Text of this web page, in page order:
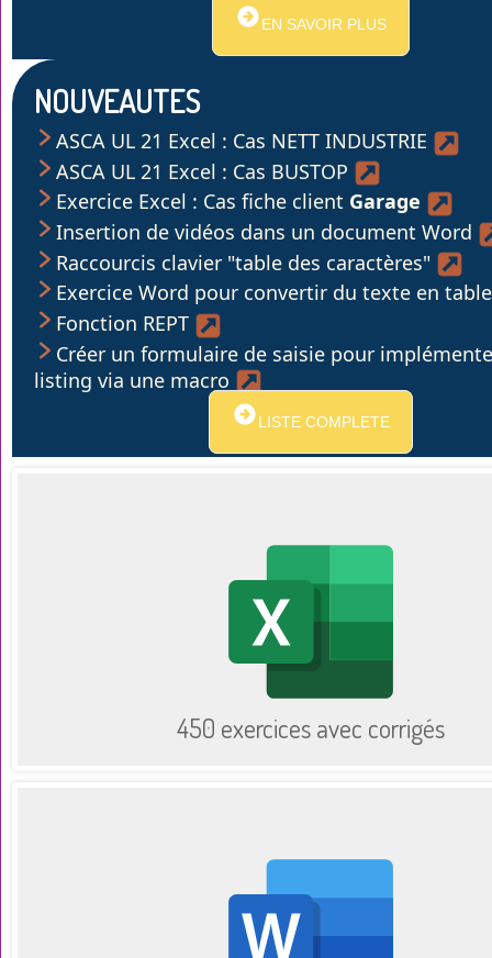
EN SAVOIR PLUS
NOUVEAUTES
ASCA UL 21 Excel : Cas NETT INDUSTRIE
ASCA UL 21 Excel : Cas BUSTOP
Exercice Excel : Cas fiche client Garage
Insertion de vidéos dans un document Word
Raccourcis clavier "table des caractères"
Exercice Word pour convertir du texte en
Fonction REPT
Créer un formulaire de saisie pour
listing via une macro
LISTE COMPLETE
450 exercices avec corrigés